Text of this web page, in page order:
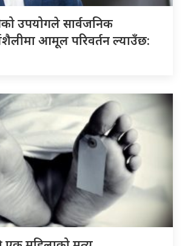
उपयोगले सार्वजनिक
आमूल परिवर्तन ल्याउँछ: